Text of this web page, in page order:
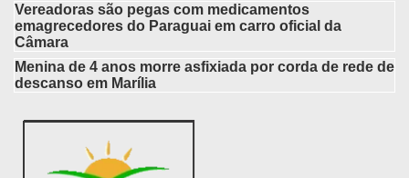
Vereadoras são pegas com medicamentos
emagrecedores do Paraguai em carro oficial da
Câmara
Menina de 4 anos morre asfixiada por corda de rede de
descanso em Marília